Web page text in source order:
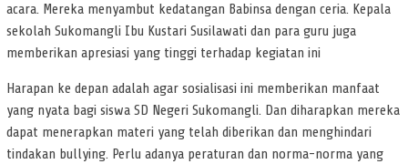
acara. Mereka menyambut kedatangan Babinsa dengan ceria. Kepala
sekolah Sukomangli Ibu Kustari Susilawati dan para guru juga
memberikan apresiasi yang tinggi terhadap kegiatan ini
Harapan ke depan adalah agar sosialisasi ini memberikan manfaat
yang nyata bagi siswa SD Negeri Sukomangli. Dan diharapkan mereka
dapat menerapkan materi yang telah diberikan dan menghindari
tindakan bullying. Perlu adanya peraturan dan norma-norma yang